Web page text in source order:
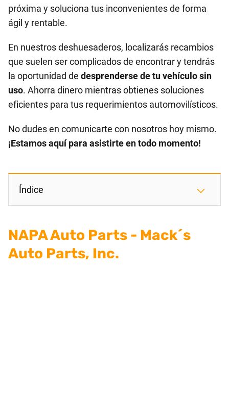
próxima y soluciona tus inconvenientes de forma
ágil y rentable.
En nuestros deshuesaderos, localizarás recambios
que suelen ser complicados de encontrar y tendrás
la oportunidad de desprenderse de tu vehículo sin
uso. Ahorra dinero mientras obtienes soluciones
eficientes para tus requerimientos automovilísticos.
No dudes en comunicarte con nosotros hoy mismo.
¡Estamos aquí para asistirte en todo momento!
Índice
NAPA Auto Parts - Mack´s
Auto Parts, Inc.